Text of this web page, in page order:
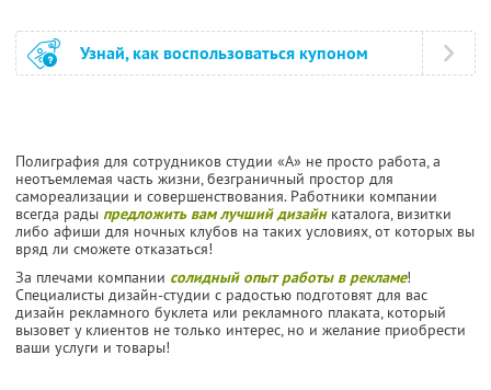
Узнай, как воспользоваться купоном
Полиграфия для сотрудников студии «А» не просто работа, а
неотъемлемая часть жизни, безграничный простор для
самореализации и совершенствования. Работники компании
всегда рады предложить вам лучший дизайнкаталога, визитки
либо афиши для ночных клубов на таких условиях, от которых вы
вряд ли сможете отказаться!
За плечами компании солидный опыт работы в рекламе!
Специалисты дизайн-студии с радостью подготовят для вас
дизайн рекламного буклета или рекламного плаката, который
вызовет у клиентов не только интерес, но и желание приобрести
ваши услуги и товары!